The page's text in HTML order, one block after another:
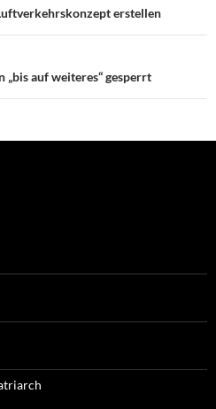
erstellen
auf weiteres“ gesperrt